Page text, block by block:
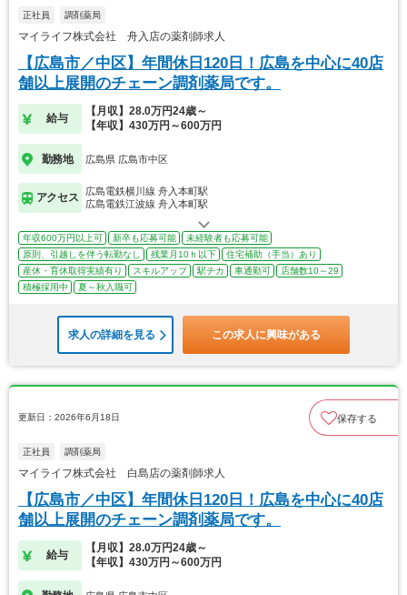
正社員 調剤薬局
マイライフ株式会社 舟入店の薬剤師求人
【広島市／中区】年間休日120日！広島を中心に40店
舗以上展開のチェーン調剤薬局です。
給与
【月収】28.0万円24歳～
【年収】430万円～600万円
勤務地 広島県 広島市中区
アクセス
広島電鉄横川線 舟入本町駅
広島電鉄江波線 舟入本町駅
年収600万円以上可 新卒も応募可能
未経験者も応募可能
原則、引越しを伴う転勤なし
残業月10ｈ以下
住宅補助（手当）あり
産休・育休取得実績有り
スキルアップ 駅チカ 車通勤可
店舗数10～29
積極採用中
夏～秋入職可
求人の詳細を見る この求人に興味がある
更新日：2026年6月18日 保存する
正社員 調剤薬局
マイライフ株式会社 白島店の薬剤師求人
【広島市／中区】年間休日120日！広島を中心に40店
舗以上展開のチェーン調剤薬局です。
給与
【月収】28.0万円24歳～
【年収】430万円～600万円